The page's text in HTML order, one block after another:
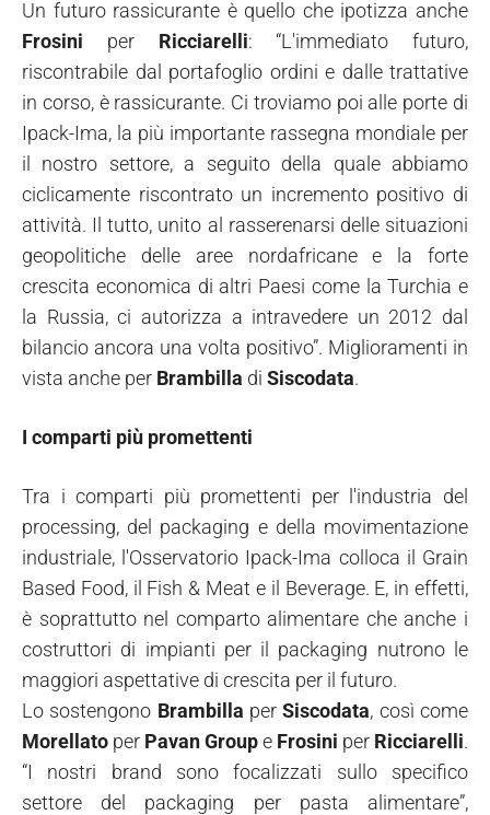
Un futuro rassicurante è quello che ipotizza anche
Frosini per Ricciarelli: “L'immediato futuro,
riscontrabile dal portafoglio ordini e dalle trattative
in corso, è rassicurante. Ci troviamo poi alle porte di
Ipack-Ima, la più importante rassegna mondiale per
il nostro settore, a seguito della quale abbiamo
ciclicamente riscontrato un incremento positivo di
attività. Il tutto, unito al rasserenarsi delle situazioni
geopolitiche delle aree nordafricane e la forte
crescita economica di altri Paesi come la Turchia e
la Russia, ci autorizza a intravedere un 2012 dal
bilancio ancora una volta positivo”. Miglioramenti in
vista anche per Brambilla di Siscodata.
I comparti più promettenti
Tra i comparti più promettenti per l'industria del
processing, del packaging e della movimentazione
industriale, l'Osservatorio Ipack-Ima colloca il Grain
Based Food, il Fish & Meat e il Beverage. E, in effetti,
è soprattutto nel comparto alimentare che anche i
costruttori di impianti per il packaging nutrono le
maggiori aspettative di crescita per il futuro.
Lo sostengono Brambilla perSiscodata, così come
Morellato per Pavan Groupe Frosini per Ricciarelli.
“I nostri brand sono focalizzati sullo specifico
settore del packaging per pasta alimentare”,